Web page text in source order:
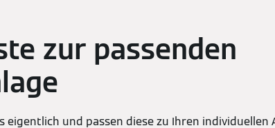
zur passenden
eigentlich und passen diese zu Ihren individuellen